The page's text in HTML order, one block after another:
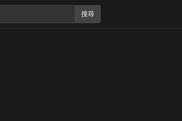
搜尋